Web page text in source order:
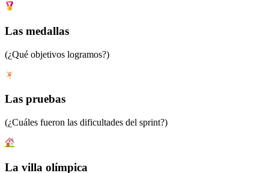
Las medallas
(¿Qué objetivos logramos?)
Las pruebas
(¿Cuáles fueron las dificultades del sprint?)
La villa olímpica